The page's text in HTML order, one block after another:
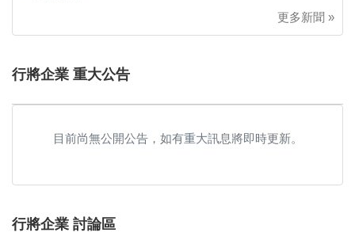
更多新聞 »
行將企業 重大公告
目前尚無公開公告，如有重大訊息將即時更新。
行將企業 討論區